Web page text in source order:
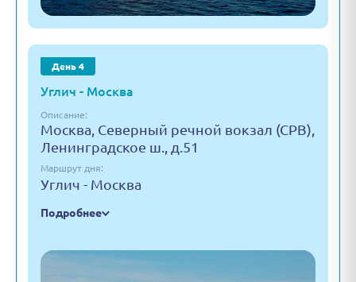
День 4
Углич - Москва
Описание:
Москва, Северный речной вокзал (СРВ),
Ленинградское ш., д.51
Маршрут дня:
Углич - Москва
Подробнее